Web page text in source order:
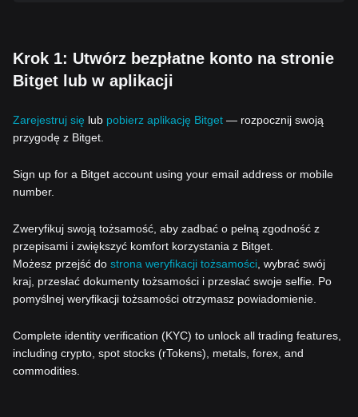
Krok 1: Utwórz bezpłatne konto na stronie
Bitget lub w aplikacji
Zarejestruj się lub pobierz aplikację Bitget — rozpocznij swoją
przygodę z Bitget.
Sign up for a Bitget account using your email address or mobile
number.
Zweryfikuj swoją tożsamość, aby zadbać o pełną zgodność z
przepisami i zwiększyć komfort korzystania z Bitget.
Możesz przejść do strona weryfikacji tożsamości , wybrać swój
kraj, przesłać dokumenty tożsamości i przesłać swoje selfie. Po
pomyślnej weryfikacji tożsamości otrzymasz powiadomienie.
Complete identity verification (KYC) to unlock all trading features,
including crypto, spot stocks (rTokens), metals, forex, and
commodities.